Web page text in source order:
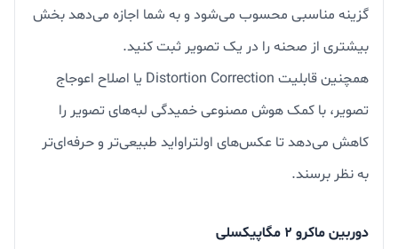
گزینه مناسبی محسوب می‌شود و به شما اجازه می‌دهد بخش
بیشتری از صحنه را در یک تصویر ثبت کنید.
همچنین قابلیت Distortion Correction یا اصلاح اعوجاج
تصویر، با کمک هوش مصنوعی خمیدگی لبه‌های تصویر را
کاهش می‌دهد تا عکس‌های اولتراواید طبیعی‌تر و حرفه‌ای‌تر
به نظر برسند.
دوربین ماکرو ۲ مگاپیکسلی